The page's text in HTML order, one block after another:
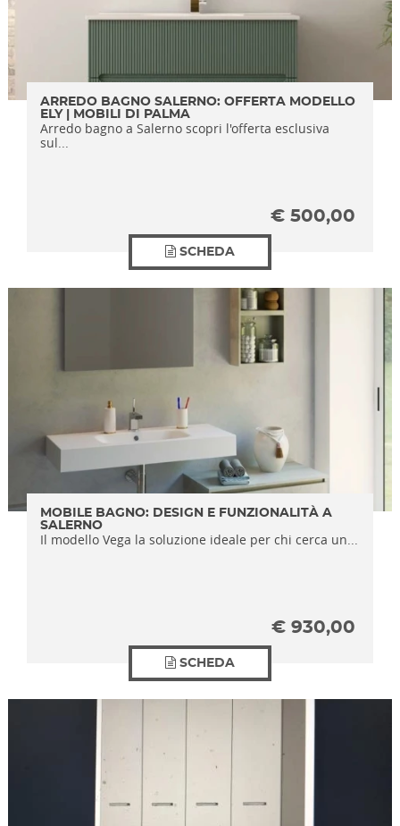
ARREDO BAGNO SALERNO: OFFERTA MODELLO
ELY | MOBILI DI PALMA
Arredo bagno a Salerno scopri l'offerta esclusiva
sul...
€ 500,00
SCHEDA
MOBILE BAGNO: DESIGN E FUNZIONALITÀ A
SALERNO
Il modello Vega la soluzione ideale per chi cerca un...
€ 930,00
SCHEDA